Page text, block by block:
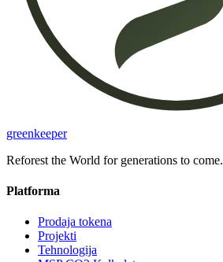
greenkeeper
Reforest the World for generations to come.
Platforma
Prodaja tokena
Projekti
Tehnologija